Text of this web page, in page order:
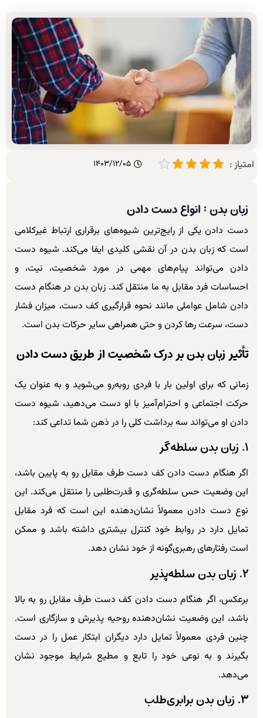
امتیاز : 1403/12/05
زبان بدن : انواع دست دادن
دست دادن یکی از رایج‌ترین شیوه‌های برقراری ارتباط غیرکلامی
است که زبان بدن در آن نقشی کلیدی ایفا می‌کند. شیوه دست
دادن می‌تواند پیام‌های مهمی در مورد شخصیت، نیت، و
احساسات فرد مقابل به ما منتقل کند. زبان بدن در هنگام دست
دادن شامل عواملی مانند نحوه قرارگیری کف دست، میزان فشار
دست، سرعت رها کردن و حتی همراهی سایر حرکات بدن است.
تأثیر زبان بدن بر درک شخصیت از طریق دست دادن
زمانی که برای اولین بار با فردی روبه‌رو می‌شوید و به عنوان یک
حرکت اجتماعی و احترام‌آمیز با او دست می‌دهید، شیوه دست
دادن او می‌تواند سه برداشت کلی را در ذهن شما تداعی کند:
۱. زبان بدن سلطه‌گر
اگر هنگام دست دادن کف دست طرف مقابل رو به پایین باشد،
این وضعیت حس سلطه‌گری و قدرت‌طلبی را منتقل می‌کند. این
نوع دست دادن معمولاً نشان‌دهنده این است که فرد مقابل
تمایل دارد در روابط خود کنترل بیشتری داشته باشد و ممکن
است رفتارهای رهبری‌گونه از خود نشان دهد.
۲. زبان بدن سلطه‌پذیر
برعکس، اگر هنگام دست دادن کف دست طرف مقابل رو به بالا
باشد، این وضعیت نشان‌دهنده روحیه پذیرش و سازگاری است.
چنین فردی معمولاً تمایل دارد دیگران ابتکار عمل را در دست
بگیرند و به نوعی خود را تابع و مطیع شرایط موجود نشان
می‌دهد.
۳. زبان بدن برابری‌طلب